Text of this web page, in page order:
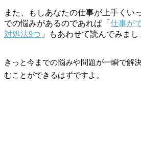
また、もしあなたの仕事が上手くい
での悩みがあるのであれば「 仕事が
対処法9つ 」もあわせて読んでみまし
きっと今までの悩みや問題が一瞬で解
むことができるはずですよ。